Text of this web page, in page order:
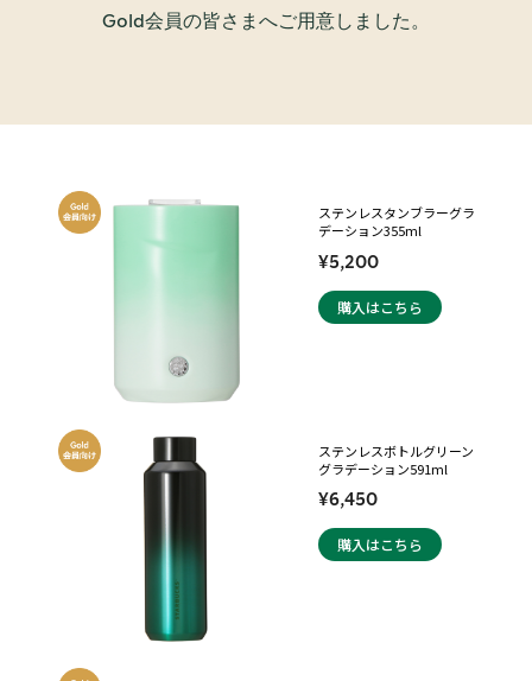
Gold会員の皆さまへご用意しました。
ステンレスタンブラーグラ
デーション355ml
¥5,200
購入はこちら
ステンレスボトルグリーン
グラデーション591ml
¥6,450
購入はこちら